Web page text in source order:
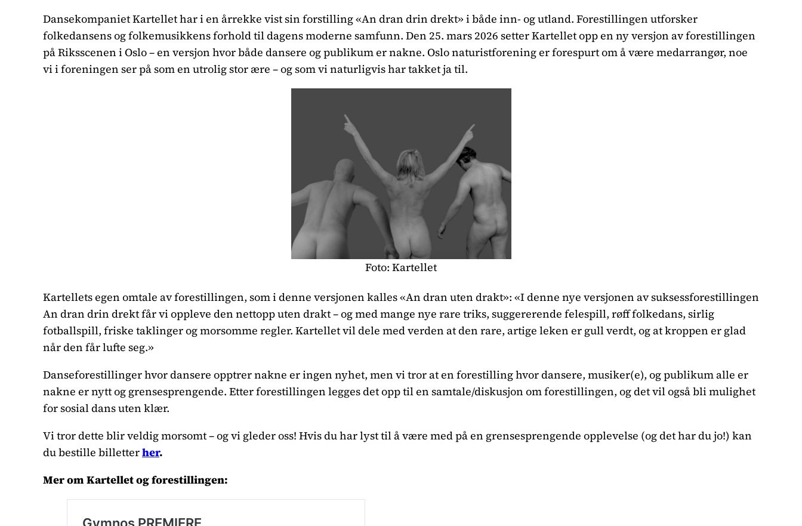
Dansekompaniet Kartellet har i en årrekke vist sin forstilling «An dran drin drekt» i både inn- og utland. Forestillingen utforsker
folkedansens og folkemusikkens forhold til dagens moderne samfunn. Den 25. mars 2026 setter Kartellet opp en ny versjon av forestillingen
på Riksscenen i Oslo – en versjon hvor både dansere og publikum er nakne. Oslo naturistforening er forespurt om å være medarrangør, noe
vi i foreningen ser på som en utrolig stor ære – og som vi naturligvis har takket ja til.
Foto: Kartellet
Kartellets egen omtale av forestillingen, som i denne versjonen kalles «An dran uten drakt»: «I denne nye versjonen av suksessforestillingen
An dran drin drekt får vi oppleve den nettopp uten drakt – og med mange nye rare triks, suggererende felespill, røff folkedans, sirlig
fotballspill, friske taklinger og morsomme regler. Kartellet vil dele med verden at den rare, artige leken er gull verdt, og at kroppen er glad
når den får lufte seg.»
Danseforestillinger hvor dansere opptrer nakne er ingen nyhet, men vi tror at en forestilling hvor dansere, musiker(e), og publikum alle er
nakne er nytt og grensesprengende. Etter forestillingen legges det opp til en samtale/diskusjon om forestillingen, og det vil også bli mulighet
for sosial dans uten klær.
Vi tror dette blir veldig morsomt – og vi gleder oss! Hvis du har lyst til å være med på en grensesprengende opplevelse (og det har du jo!) kan
du bestille billetterher.
Mer om Kartellet og forestillingen: